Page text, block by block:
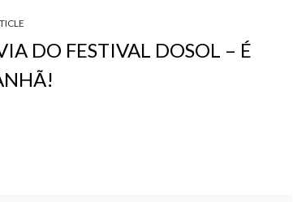
DO FESTIVAL DOSOL – É